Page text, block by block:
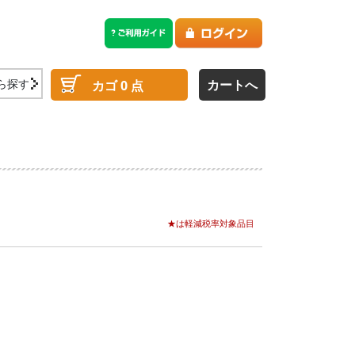
探す カゴ0 点 カートへ
★は軽減税率対象品目